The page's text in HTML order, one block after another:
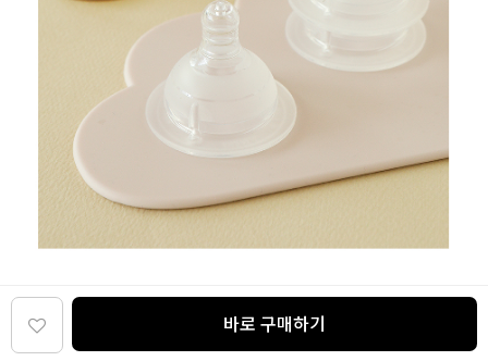
바로 구매하기